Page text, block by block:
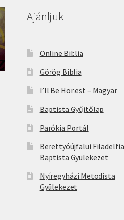
Ajánljuk
Online Biblia
Görög Biblia
I’ll Be Honest – Magyar
Baptista Gyűjtőlap
Parókia Portál
Berettyóújfalui Filadelfia
Baptista Gyülekezet
Nyíregyházi Metodista
Gyülekezet